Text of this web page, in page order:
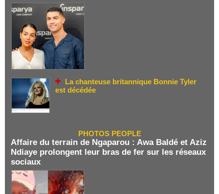
La chanteuse britannique Bonnie Tyler
est décédée
PHOTOS PEOPLE
Affaire du terrain de Ngaparou : Awa Baldé et Aziz
Ndiaye prolongent leur bras de fer sur les réseaux
sociaux